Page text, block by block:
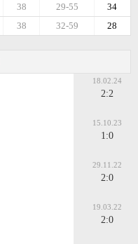
34
29-55
38
28
32-59
38
18.02.24
2:2
15.10.23
1:0
29.11.22
2:0
19.03.22
2:0